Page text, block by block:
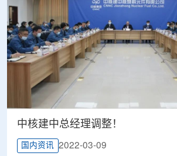
中核建中总经理调整！
国内资讯 2022-03-09